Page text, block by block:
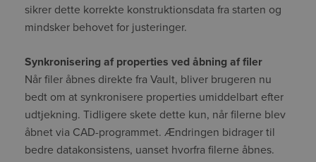
sikrer dette korrekte konstruktionsdata fra starten og
mindsker behovet for justeringer.
Synkronisering af properties ved åbning af filer
Når filer åbnes direkte fra Vault, bliver brugeren nu
bedt om at synkronisere properties umiddelbart efter
udtjekning. Tidligere skete dette kun, når filerne blev
åbnet via CAD-programmet. Ændringen bidrager til
bedre datakonsistens, uanset hvorfra filerne åbnes.